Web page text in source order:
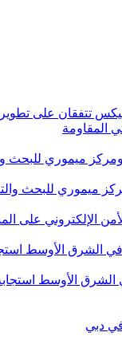
تتفقان على
المقاومة
الإلكتروني على
في الشرق الأوسط
في دبي